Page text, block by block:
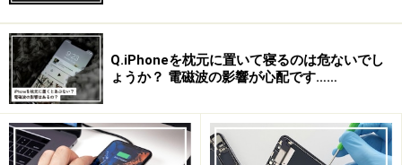
時刻表記の時計のフォントや、文字の色を変更すること
が可能。また、写真を登録したときに、時計を写真の奥
側に配置することができるようです。
そして楽しみなのが「ウィジェット」機能。ロック画面
上に、天気、カレンダーのイベント、アラーム、バッテ
Q.iPhoneを枕元に置いて寝るのは危ないでし
ょうか？ 電磁波の影響が心配です……